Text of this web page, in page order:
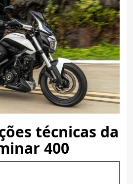
técnicas da
400